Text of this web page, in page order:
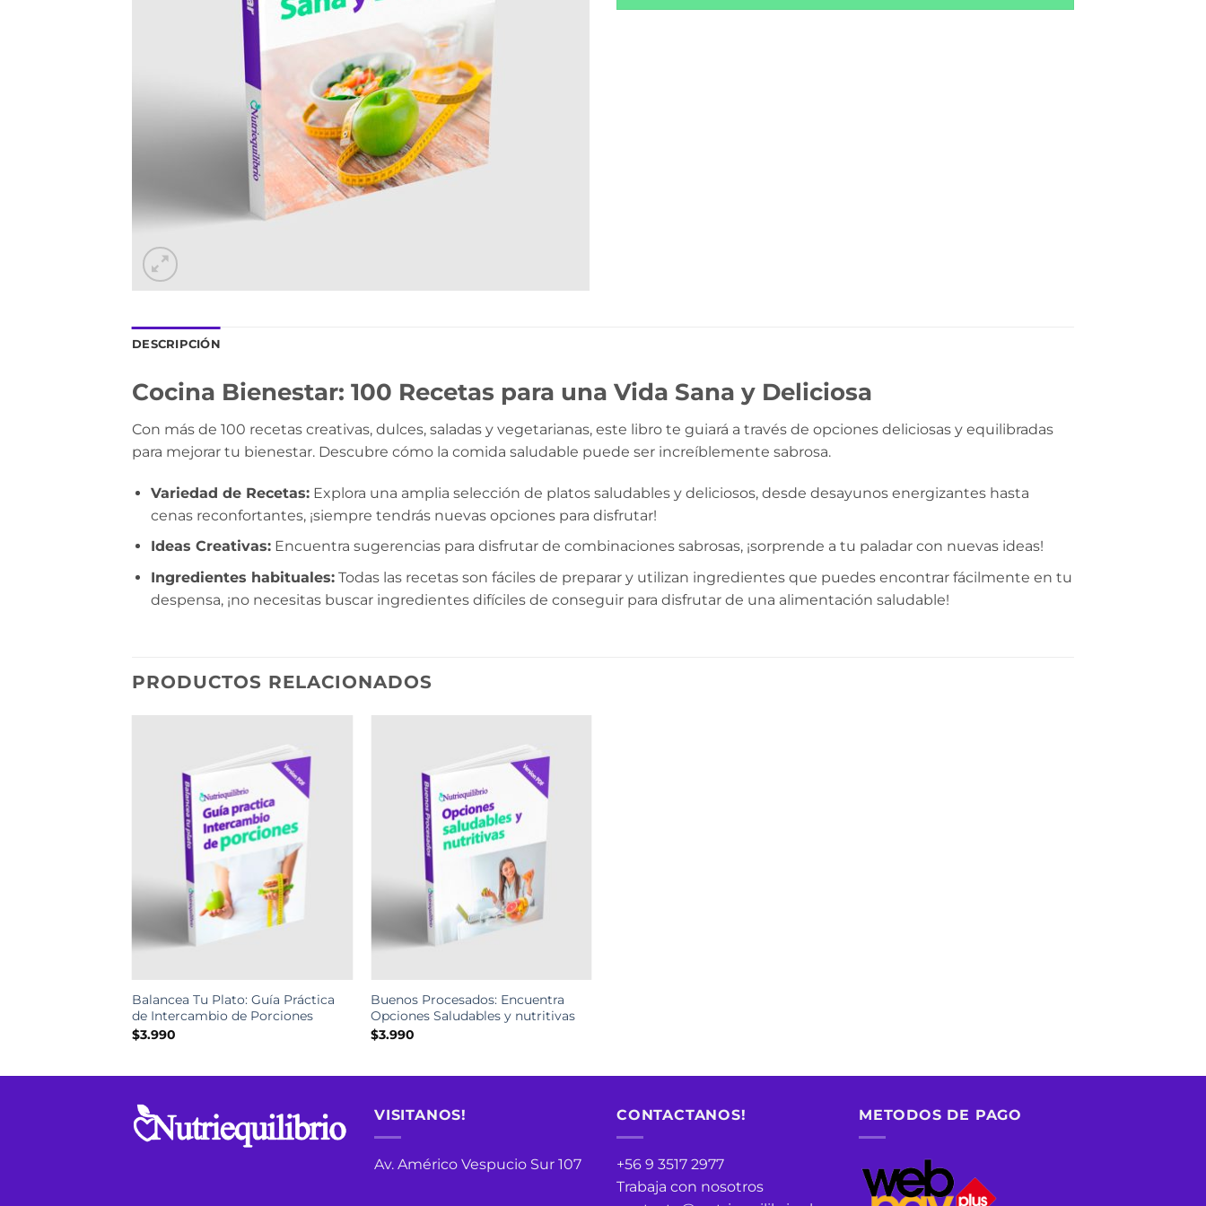
DESCRIPCIÓN
Cocina Bienestar: 100 Recetas para una Vida Sana y Deliciosa
Con más de 100 recetas creativas, dulces, saladas y vegetarianas, este libro te guiará a través de opciones deliciosas y equilibradas
para mejorar tu bienestar. Descubre cómo la comida saludable puede ser increíblemente sabrosa.
Variedad de Recetas:Explora una amplia selección de platos saludables y deliciosos, desde desayunos energizantes hasta
cenas reconfortantes, ¡siempre tendrás nuevas opciones para disfrutar!
Ideas Creativas:Encuentra sugerencias para disfrutar de combinaciones sabrosas, ¡sorprende a tu paladar con nuevas ideas!
Ingredientes habituales:Todas las recetas son fáciles de preparar y utilizan ingredientes que puedes encontrar fácilmente en tu
despensa, ¡no necesitas buscar ingredientes difíciles de conseguir para disfrutar de una alimentación saludable!
PRODUCTOS RELACIONADOS
Balancea Tu Plato: Guía Práctica
de Intercambio de Porciones
$3.990
Buenos Procesados: Encuentra
Opciones Saludables y nutritivas
$3.990
VISITANOS!
Av. Américo Vespucio Sur 107
CONTACTANOS!
+56 9 3517 2977
Trabaja con nosotros
METODOS DE PAGO